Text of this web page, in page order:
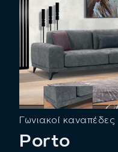
Γωνιακοί καναπέδες
Porto